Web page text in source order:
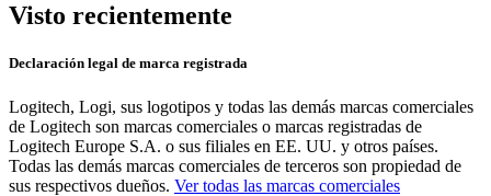
Visto recientemente
Declaración legal de marca registrada
Logitech, Logi, sus logotipos y todas las demás marcas comerciales
de Logitech son marcas comerciales o marcas registradas de
Logitech Europe S.A. o sus filiales en EE. UU. y otros países.
Todas las demás marcas comerciales de terceros son propiedad de
sus respectivos dueños. Ver todas las marcas comerciales